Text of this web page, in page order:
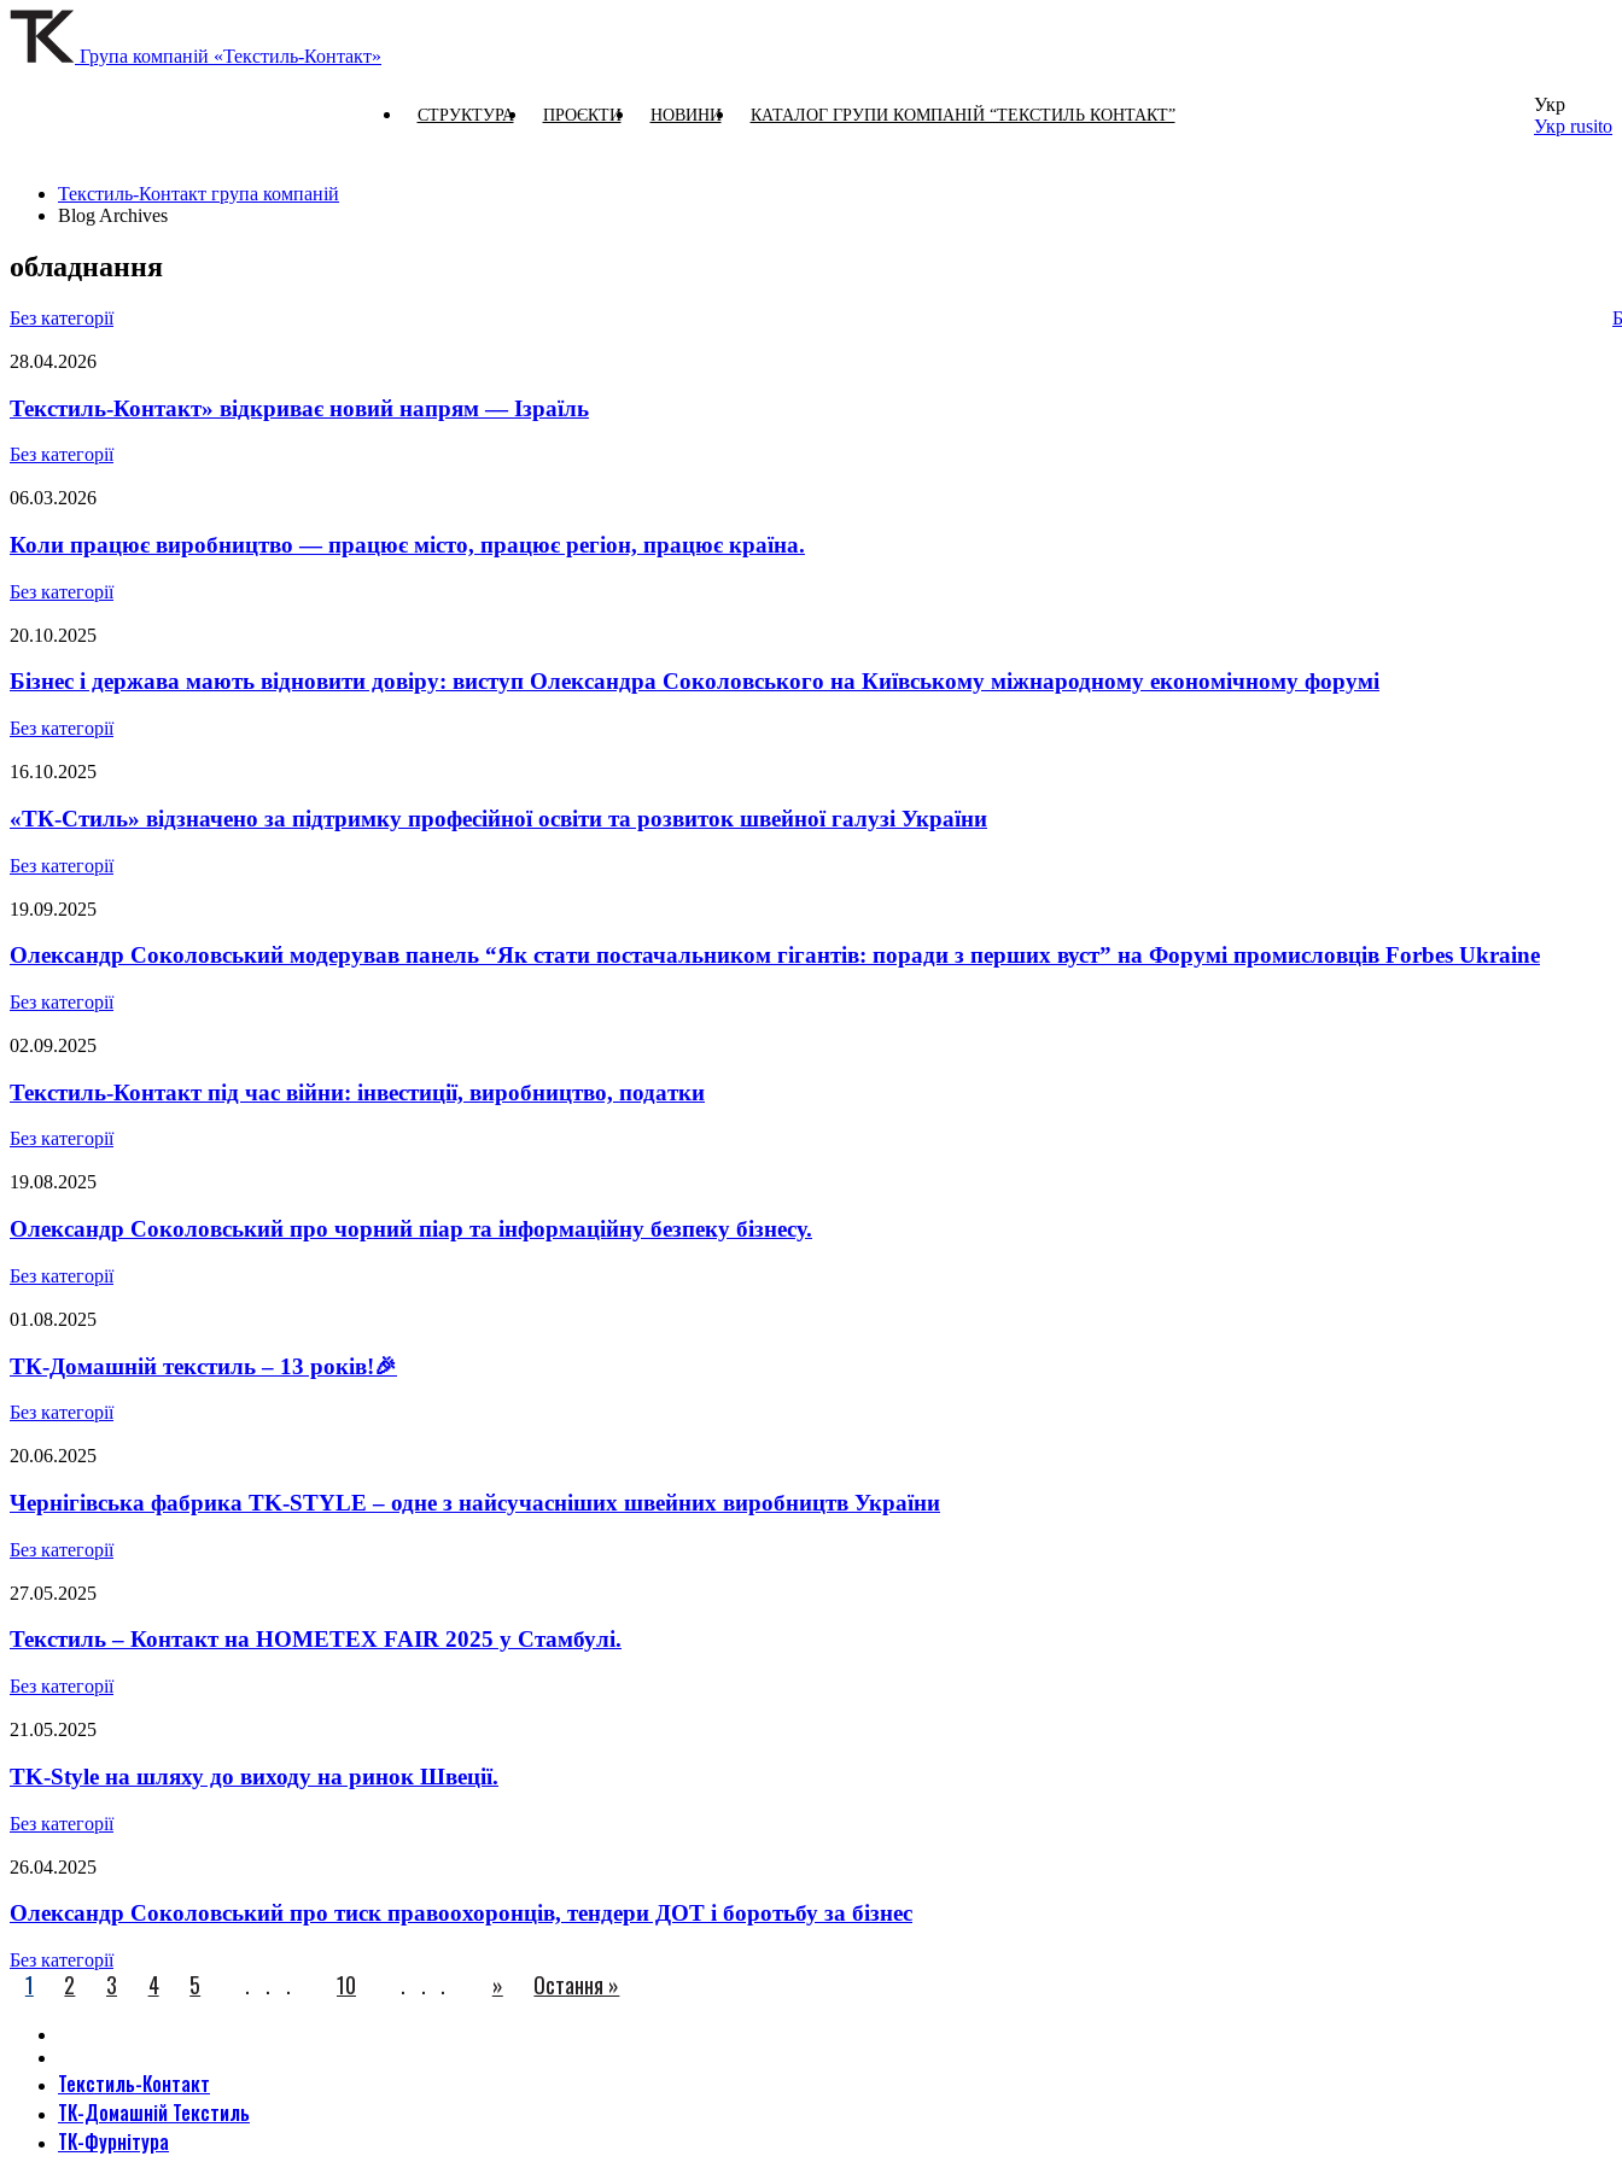
Група компаній «Текстиль-Контакт»
СТРУКТУРА ПРОЄКТИ НОВИНИ КАТАЛОГ ГРУПИ КОМПАНІЙ “ТЕКСТИЛЬ КОНТАКТ”
Укр
Укр rusito
Текстиль-Контакт група компаній
Blog Archives
обладнання
Без категорії
28.04.2026
Текстиль-Контакт» відкриває новий напрям — Ізраїль
Без категорії
06.03.2026
Коли працює виробництво — працює місто, працює регіон, працює країна.
Без категорії
20.10.2025
Бізнес і держава мають відновити довіру: виступ Олександра Соколовського на Київському міжнародному економічному форумі
Без категорії
16.10.2025
«ТК-Стиль» відзначено за підтримку професійної освіти та розвиток швейної галузі України
Без категорії
19.09.2025
Олександр Соколовський модерував панель “Як стати постачальником гігантів: поради з перших вуст” на Форумі промисловців Forbes Ukraine
Без категорії
02.09.2025
Текстиль-Контакт під час війни: інвестиції, виробництво, податки
Без категорії
19.08.2025
Олександр Соколовський про чорний піар та інформаційну безпеку бізнесу.
Без категорії
01.08.2025
ТК-Домашній текстиль – 13 років!🎉
Без категорії
20.06.2025
Чернігівська фабрика TK-STYLE – одне з найсучасніших швейних виробництв України
Без категорії
27.05.2025
Текстиль – Контакт на HOMETEX FAIR 2025 у Стамбулі.
Без категорії
21.05.2025
TK-Style на шляху до виходу на ринок Швеції.
Без категорії
26.04.2025
Олександр Соколовський про тиск правоохоронців, тендери ДОТ і боротьбу за бізнес
Без категорії
1 2 3 4 5 ... 10 ... » Остання »
Текстиль-Контакт
ТК-Домашній Текстиль
ТК-Фурнітура